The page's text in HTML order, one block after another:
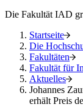
Die Fakultät IAD
Startseite
Die
Fakultäten
Fakultät für
Aktuelles
Johannes
erhält Preis